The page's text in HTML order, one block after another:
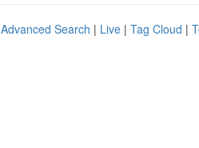
Advanced Search | Live | Tag Cloud |